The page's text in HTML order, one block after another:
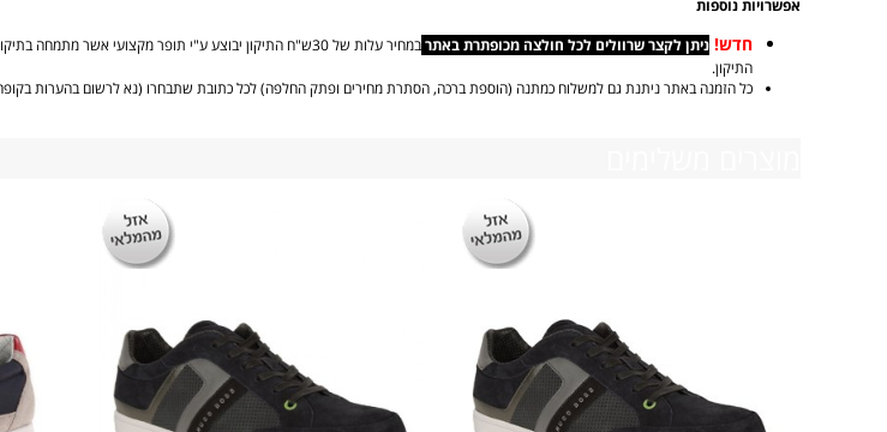
אפשרויות נוספות
חדש! ניתן לקצר שרוולים לכל חולצה מכופתרת באתר
במחיר עלות של 30ש"ח התיקון יבוצע ע"י תופר מקצועי אשר
התיקון.
כל הזמנה באתר ניתנת גם למשלוח כמתנה (הוספת ברכה, הסתרת מחירים ופתק החלפה) לכל כתובת שתבחרו (נא לרשום בהערות